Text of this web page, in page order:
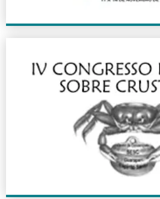
IV CBC
2006
+ INFO